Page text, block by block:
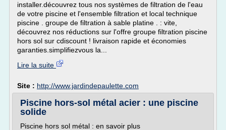
installer.découvrez tous nos systèmes de filtration de l'eau
de votre piscine et l'ensemble filtration et local technique
piscine . groupe de filtration à sable platine . : vite,
découvrez nos réductions sur l'offre groupe filtration piscine
hors sol sur cdiscount ! livraison rapide et économies
garanties.simplifiezvous la...
Lire la suite
Site : http://www.jardindepaulette.com
Piscine hors-sol métal acier : une piscine
solide
Piscine hors sol métal : en savoir plus